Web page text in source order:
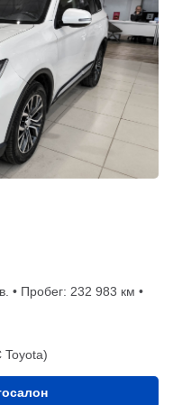
• Пробег: 232 983 км •
Toyota)